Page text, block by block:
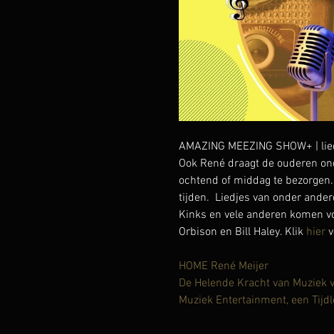
AMAZING MEEZING SHOW+ |
Ook René draagt de ouderen
ochtend of middag te
tijden.  Liedjes van onder
Kinks en vele anderen komen
Orbison en Bill Haley. Klik hier
HOME René Meijer
De Helende Kracht van Muziek
Muziek Entertainment, een